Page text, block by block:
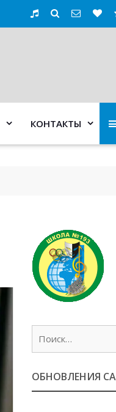
КОНТАКТЫ
ОБНОВЛЕНИЯ